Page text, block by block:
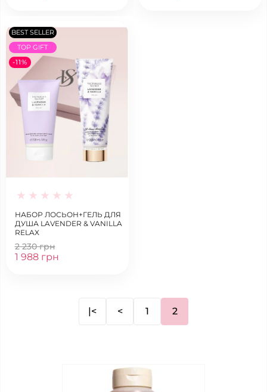
BEST SELLER
TOP GIFT
-11%
НАБОР ЛОСЬОН+ГЕЛЬ ДЛЯ
ДУША LAVENDER & VANILLA
RELAX
2 230 грн
1 988 грн
|< < 1 2